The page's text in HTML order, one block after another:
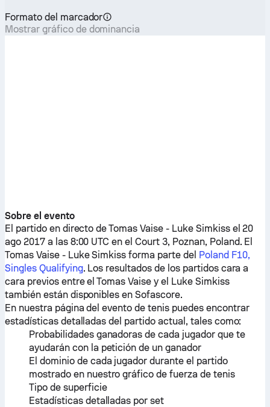
Formato del marcador
Mostrar gráfico de dominancia
Sobre el evento
El partido en directo deTomas Vaise - Luke Simkissel 20
ago 2017 a las 8:00 UTC en el Court 3, Poznan, Poland. El
Tomas Vaise- Luke Simkiss forma parte del Poland F10,
Singles Qualifying. Los resultados de los partidos cara a
cara previos entre elTomas Vaise y el Luke Simkiss
también están disponibles en Sofascore.
En nuestra página del evento de tenis puedes encontrar
estadísticas detalladas del partido actual, tales como:
Probabilidades ganadoras de cada jugador que te
ayudarán con la petición de un ganador
El dominio de cada jugador durante el partido
mostrado en nuestro gráfico de fuerza de tenis
Tipo de superficie
Estadísticas detalladas por set